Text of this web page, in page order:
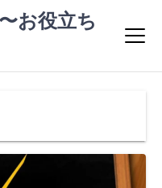
お役立ち